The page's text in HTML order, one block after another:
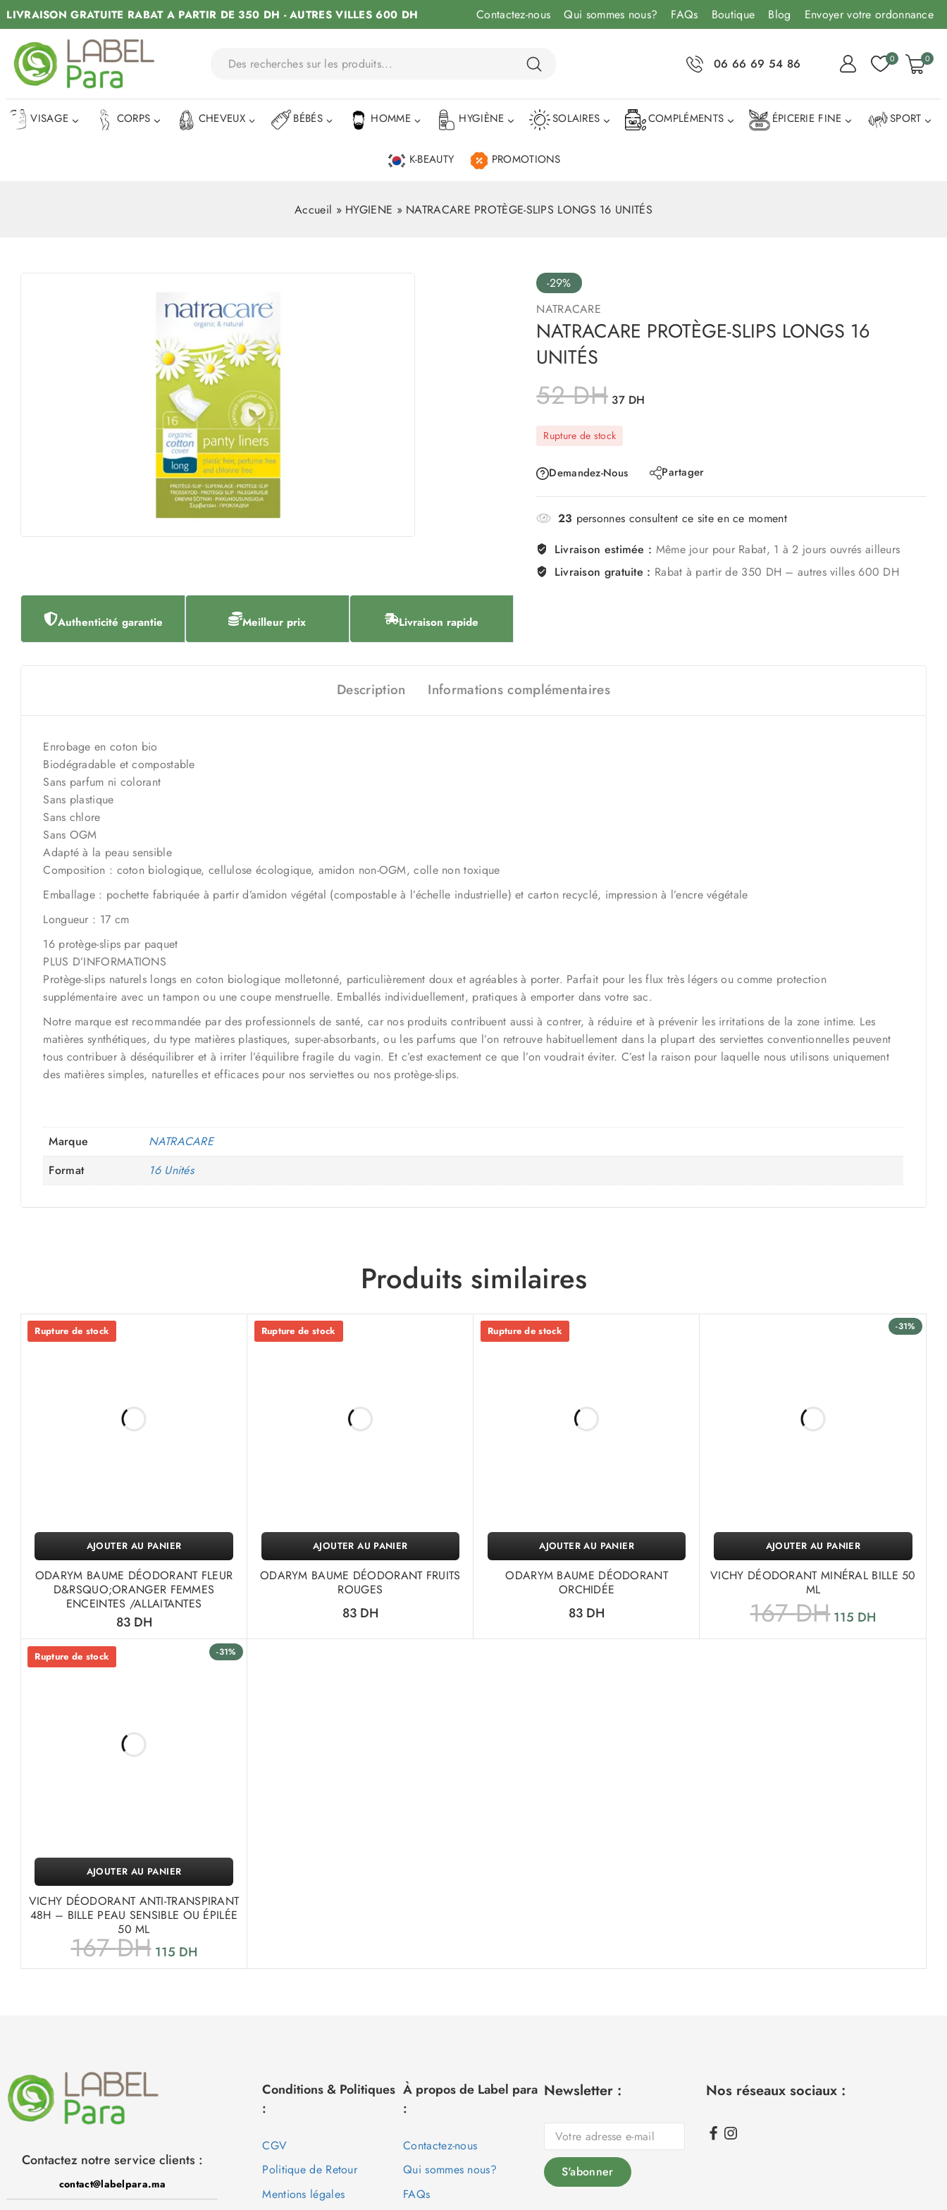
LIVRAISON GRATUITE RABAT A PARTIR DE 350 DH - AUTRES VILLES 600 DH Contactez-nous Qui sommes nous? FAQs Boutique Blog Envoyer votre ordonnance
06 66 69 54 86 0 0
VISAGE CORPS CHEVEUX BÉBÉS HOMME HYGIÈNE SOLAIRES COMPLÉMENTS ÉPICERIE FINE SPORT
K-BEAUTY PROMOTIONS
Accueil » HYGIENE » NATRACARE PROTÈGE-SLIPS LONGS 16 UNITÉS
Authenticité garantie Meilleur prix Livraison rapide
-29%
NATRACARE
NATRACARE PROTÈGE-SLIPS LONGS 16
UNITÉS
52DH 37 DH
Rupture de stock
Demandez-Nous Partager
23 personnes consultent ce site en ce moment
Livraison estimée : Même jour pour Rabat, 1 à 2 jours ouvrés ailleurs
Livraison gratuite : Rabat à partir de 350 DH – autres villes 600 DH
Description Informations complémentaires
Enrobage en coton bio
Biodégradable et compostable
Sans parfum ni colorant
Sans plastique
Sans chlore
Sans OGM
Adapté à la peau sensible
Composition : coton biologique, cellulose écologique, amidon non-OGM, colle non toxique
Emballage : pochette fabriquée à partir d’amidon végétal (compostable à l’échelle industrielle) et carton recyclé, impression à l’encre végétale
Longueur : 17 cm
16 protège-slips par paquet
PLUS D’INFORMATIONS
Protège-slips naturels longs en coton biologique molletonné, particulièrement doux et agréables à porter. Parfait pour les flux très légers ou comme protection
supplémentaire avec un tampon ou une coupe menstruelle. Emballés individuellement, pratiques à emporter dans votre sac.
Notre marque est recommandée par des professionnels de santé, car nos produits contribuent aussi à contrer, à réduire et à prévenir les irritations de la zone intime. Les
matières synthétiques, du type matières plastiques, super-absorbants, ou les parfums que l’on retrouve habituellement dans la plupart des serviettes conventionnelles peuvent
tous contribuer à déséquilibrer et à irriter l’équilibre fragile du vagin. Et c’est exactement ce que l’on voudrait éviter. C’est la raison pour laquelle nous utilisons uniquement
des matières simples, naturelles et efficaces pour nos serviettes ou nos protège-slips.
Marque
NATRACARE
Format
16 Unités
Produits similaires
Rupture de stock
ODARYM BAUME DÉODORANT FLEUR
D&RSQUO;ORANGER FEMMES
ENCEINTES /ALLAITANTES
83 DH
AJOUTER AU PANIER
Rupture de stock
ODARYM BAUME DÉODORANT FRUITS
ROUGES
83 DH
AJOUTER AU PANIER
Rupture de stock
ODARYM BAUME DÉODORANT
ORCHIDÉE
83 DH
AJOUTER AU PANIER
-31%
VICHY DÉODORANT MINÉRAL BILLE 50
ML
167DH 115 DH
AJOUTER AU PANIER
-31%
Rupture de stock
VICHY DÉODORANT ANTI-TRANSPIRANT
48H – BILLE PEAU SENSIBLE OU ÉPILÉE
50 ML
167DH 115 DH
AJOUTER AU PANIER
Contactez notre service clients :
contact@labelpara.ma
Conditions & Politiques
:
CGV
Politique de Retour
Mentions légales
À propos de Label para
:
Contactez-nous
Qui sommes nous?
FAQs
Newsletter : Nos réseaux sociaux :